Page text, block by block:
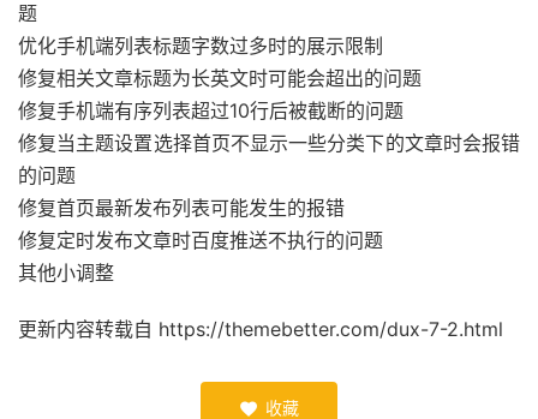
题
优化手机端列表标题字数过多时的展示限制
修复相关文章标题为长英文时可能会超出的问题
修复手机端有序列表超过10行后被截断的问题
修复当主题设置选择首页不显示一些分类下的文章时会报错
的问题
修复首页最新发布列表可能发生的报错
修复定时发布文章时百度推送不执行的问题
其他小调整
更新内容转载自 https://themebetter.com/dux-7-2.html
 收藏